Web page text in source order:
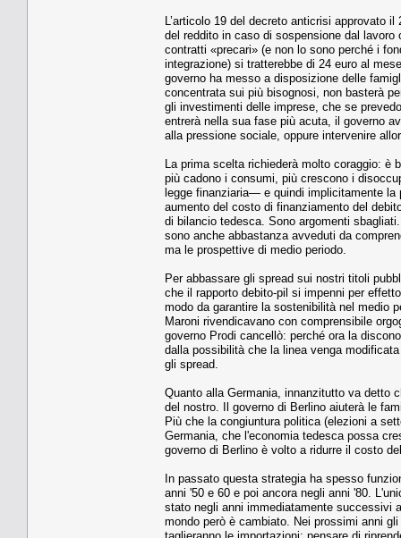
L’articolo 19 del decreto anticrisi approvato
del reddito in caso di sospensione dal
contratti «precari» (e non lo sono perché i
integrazione) si tratterebbe di 24 euro al
governo ha messo a disposizione delle
concentrata sui più bisognosi, non basterà
gli investimenti delle imprese, che se
entrerà nella sua fase più acuta, il governo
alla pressione sociale, oppure intervenire
La prima scelta richiederà molto coraggio: è
più cadono i consumi, più crescono i
legge finanziaria— e quindi implicitamente
aumento del costo di finanziamento del
di bilancio tedesca. Sono argomenti
sono anche abbastanza avveduti da
ma le prospettive di medio periodo.
Per abbassare gli spread sui nostri titoli
che il rapporto debito-pil si impenni per
modo da garantire la sostenibilità nel medio
Maroni rivendicavano con comprensibile
governo Prodi cancellò: perché ora la
dalla possibilità che la linea venga
gli spread.
Quanto alla Germania, innanzitutto va detto
del nostro. Il governo di Berlino aiuterà le
Più che la congiuntura politica (elezioni a
Germania, che l'economia tedesca possa
governo di Berlino è volto a ridurre il costo
In passato questa strategia ha spesso
anni '50 e 60 e poi ancora negli anni '80.
stato negli anni immediatamente successivi
mondo però è cambiato. Nei prossimi anni